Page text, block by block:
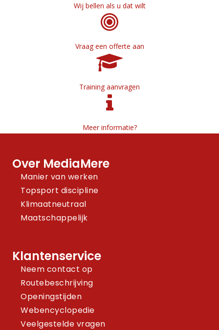
Wij bellen als u dat wilt
Vraag een offerte aan
Training aanvragen
Meer informatie?
Over MediaMere
Manier van werken
Topsport discipline
Klimaatneutraal
Maatschappelijk
Klantenservice
Neem contact op
Routebeschrijving
Openingstijden
Webencyclopedie
Veelgestelde vragen